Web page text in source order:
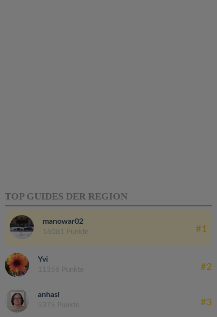
TOP GUIDES DER REGION
manowar02
16081 Punkte #1
Yvi
11356 Punkte #2
anhasi
5375 Punkte #3